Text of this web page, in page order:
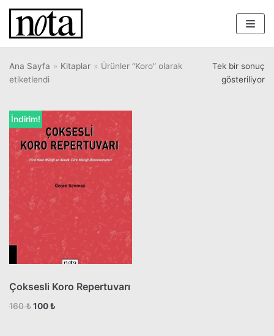
İçeriğe
geç
Ana Sayfa » Kitaplar » Ürünler “Koro” olarak
etiketlendi
Tek bir sonuç
gösteriliyor
İndirim!
Çoksesli Koro Repertuvarı
160₺100₺